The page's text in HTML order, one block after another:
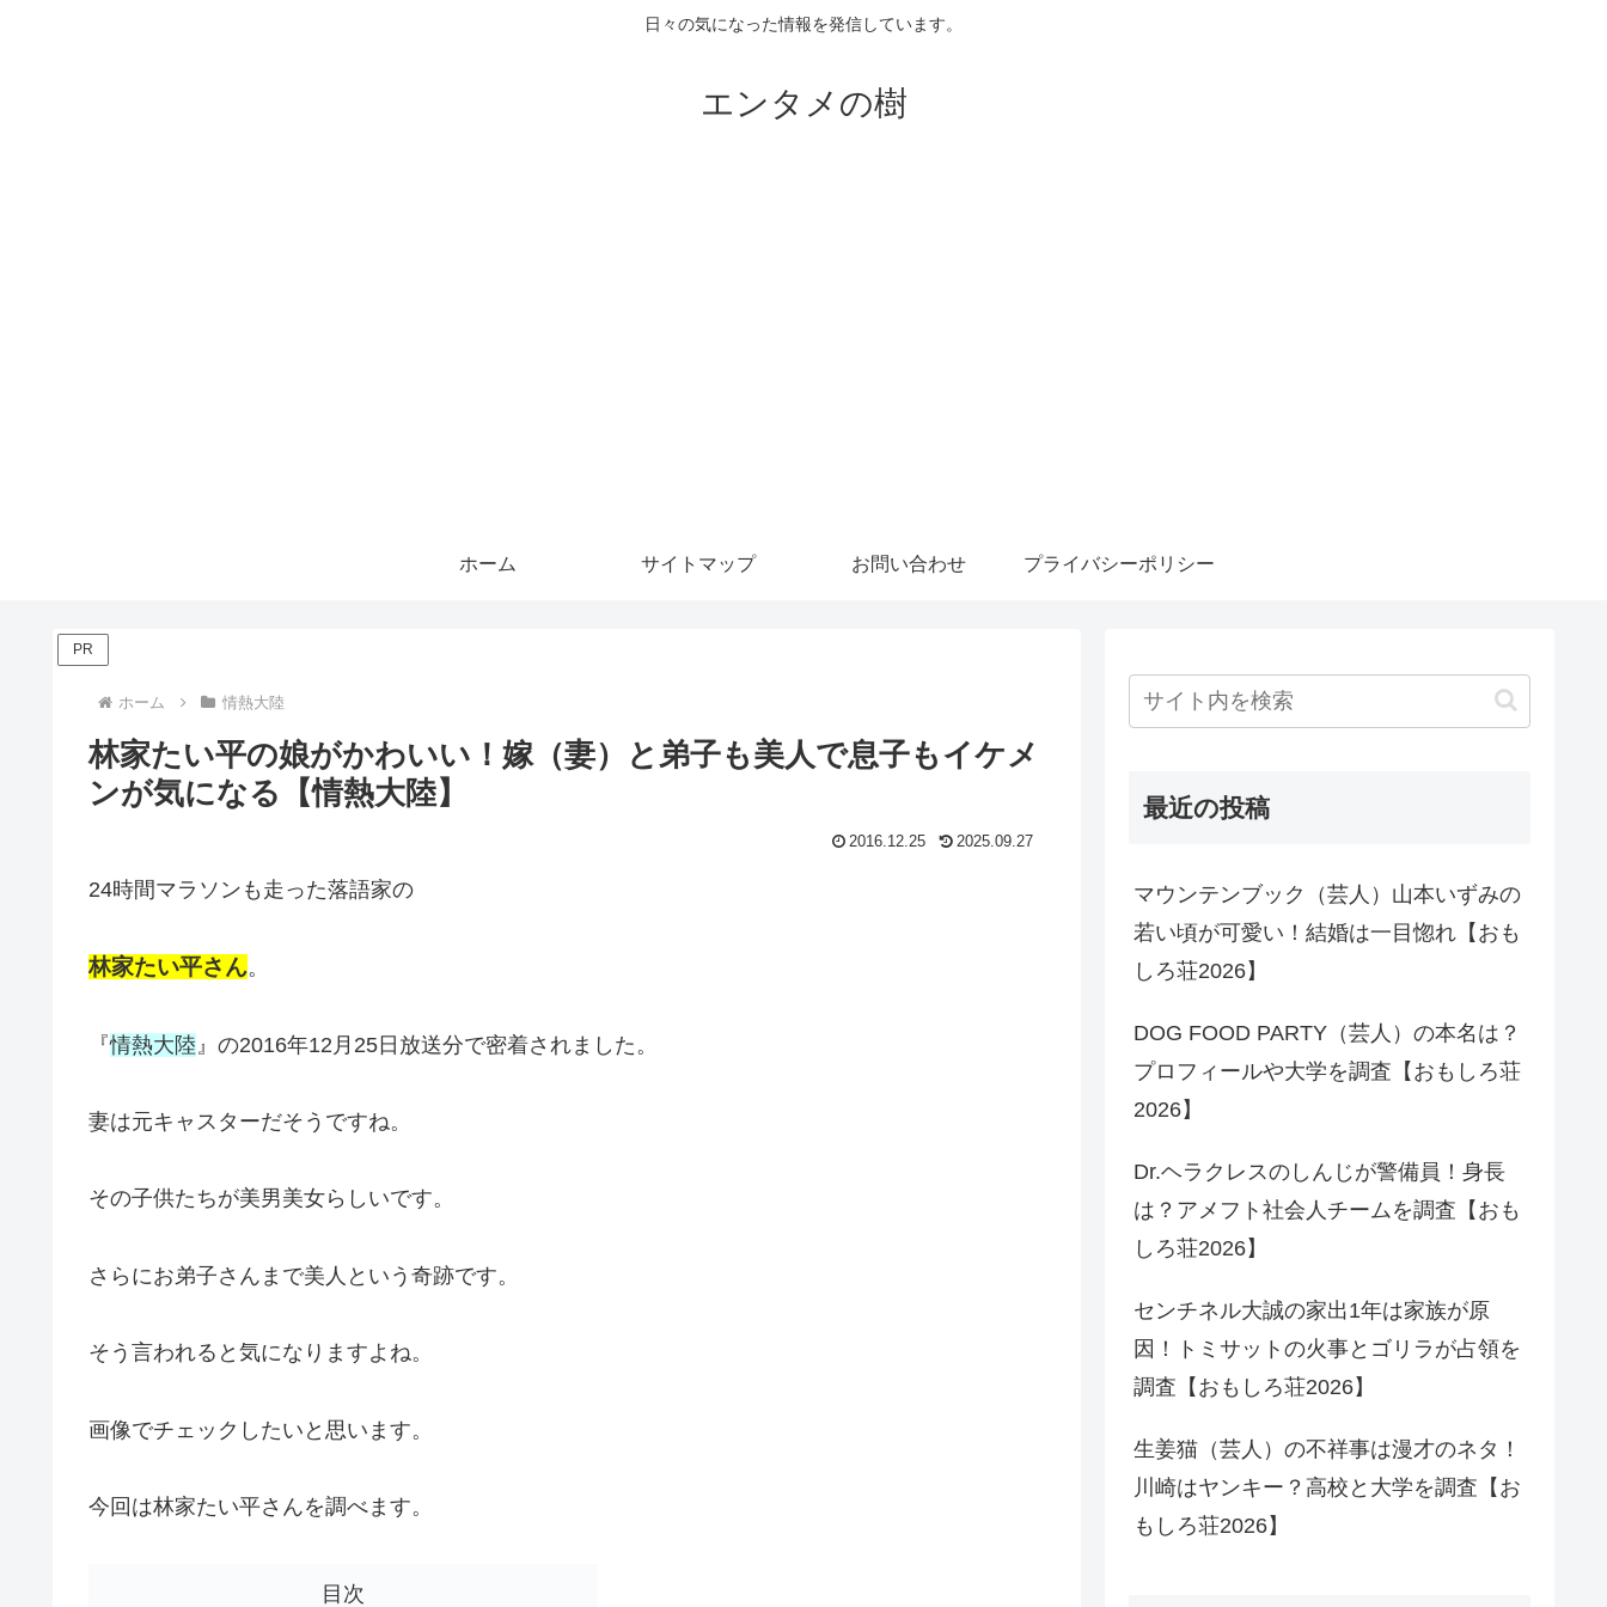
日々の気になった情報を発信しています。
エンタメの樹
ホーム サイトマップ お問い合わせ プライバシーポリシー
PR
ホーム 情熱大陸
林家たい平の娘がかわいい！嫁（妻）と弟子も美人で息子もイケメ
ンが気になる【情熱大陸】
2016.12.25 2025.09.27
24時間マラソンも走った落語家の
林家たい平さん。
『情熱大陸 』の2016年12月25日放送分で密着されました。
妻は元キャスターだそうですね。
その子供たちが美男美女らしいです。
さらにお弟子さんまで美人という奇跡です。
そう言われると気になりますよね。
画像でチェックしたいと思います。
今回は林家たい平さんを調べます。
目次
最近の投稿
マウンテンブック（芸人）山本いずみの
若い頃が可愛い！結婚は一目惚れ【おも
しろ荘2026】
DOG FOOD PARTY（芸人）の本名は？
プロフィールや大学を調査【おもしろ荘
2026】
Dr.ヘラクレスのしんじが警備員！身長
は？アメフト社会人チームを調査【おも
しろ荘2026】
センチネル大誠の家出1年は家族が原
因！トミサットの火事とゴリラが占領を
調査【おもしろ荘2026】
生姜猫（芸人）の不祥事は漫才のネタ！
川崎はヤンキー？高校と大学を調査【お
もしろ荘2026】